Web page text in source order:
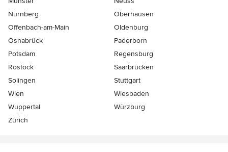
Nürnberg
Oberhausen
Offenbach-am-Main
Oldenburg
Osnabrück
Paderborn
Potsdam
Regensburg
Rostock
Saarbrücken
Solingen
Stuttgart
Wien
Wiesbaden
Wuppertal
Würzburg
Zürich